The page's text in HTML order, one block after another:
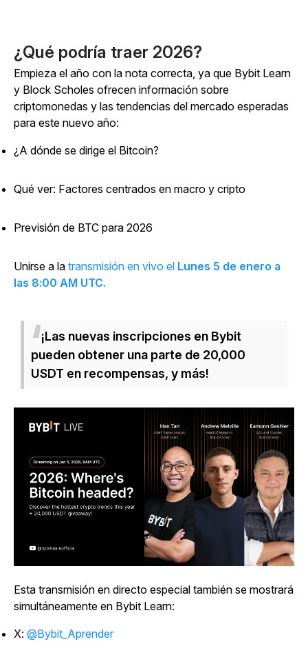
¿Qué podría traer 2026?
Empieza el año con la nota correcta, ya que Bybit Learn
y Block Scholes ofrecen información sobre
criptomonedas y las tendencias del mercado esperadas
para este nuevo año:
¿A dónde se dirige el Bitcoin?
Qué ver: Factores centrados en macro y cripto
Previsión de BTC para 2026
Unirse a la transmisión en vivo el Lunes 5 de enero a
las 8:00 AM UTC.
¡Las nuevas inscripciones en Bybit
pueden obtener una parte de 20,000
USDT en recompensas, y más!
Esta transmisión en directo especial también se mostrará
simultáneamente en Bybit Learn:
X: @Bybit_Aprender